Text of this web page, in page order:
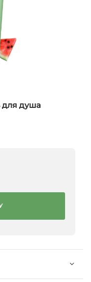
для душа